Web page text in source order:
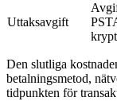
Uttaksavgift
Den slutliga
betalningsmetod,
tidpunkten för